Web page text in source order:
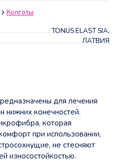
Колготы
TONUS ELAST SIA,
ЛАТВИЯ
для лечения
нижних конечностей.
которая
при использовании,
не стесняют
износостойкостью.